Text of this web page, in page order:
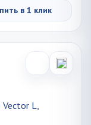
в 1 клик